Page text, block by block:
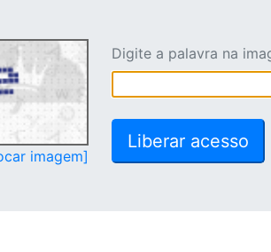
imagem]
Digite a palavra na